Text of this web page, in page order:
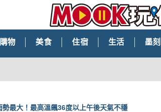
購物 美食 住宿 生活 墨
勢最大！最高溫飆36度以上午後天氣不穩